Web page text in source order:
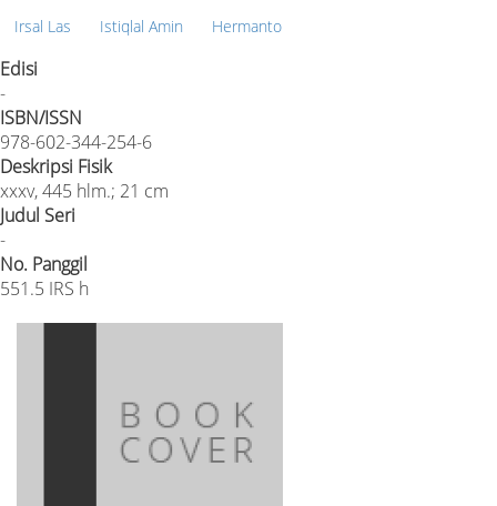
Irsal Las
Istiqlal Amin Hermanto
Edisi
-
ISBN/ISSN
978-602-344-254-6
Deskripsi Fisik
xxxv, 445 hlm.; 21 cm
Judul Seri
-
No. Panggil
551.5 IRS h